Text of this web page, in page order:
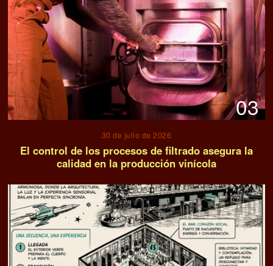
03
30 de julio de 2026
El control de los procesos de filtrado asegura la
calidad en la producción vinícola